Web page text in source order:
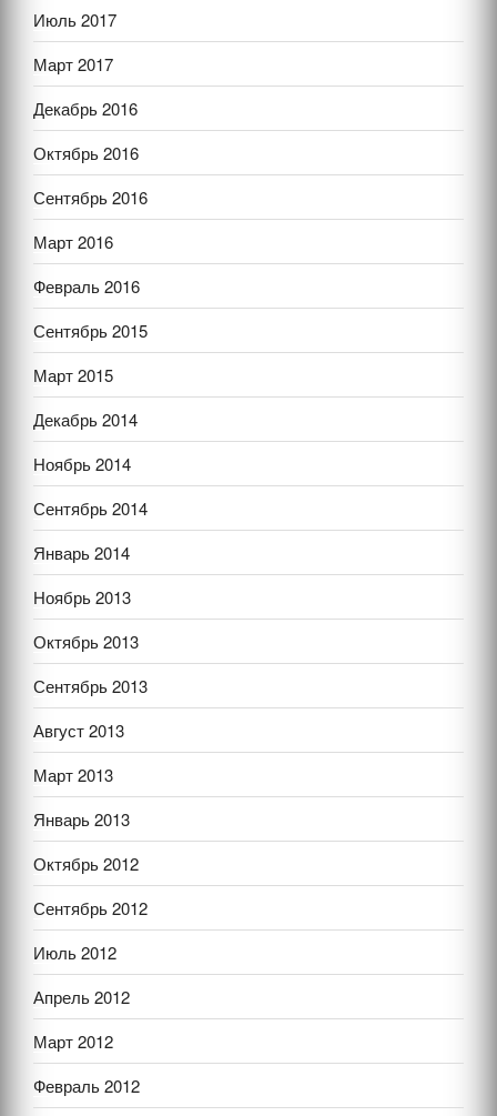
Июль 2017
Март 2017
Декабрь 2016
Октябрь 2016
Сентябрь 2016
Март 2016
Февраль 2016
Сентябрь 2015
Март 2015
Декабрь 2014
Ноябрь 2014
Сентябрь 2014
Январь 2014
Ноябрь 2013
Октябрь 2013
Сентябрь 2013
Август 2013
Март 2013
Январь 2013
Октябрь 2012
Сентябрь 2012
Июль 2012
Апрель 2012
Март 2012
Февраль 2012